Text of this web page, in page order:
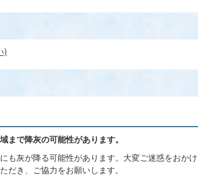
)
まで降灰の可能性があります。
も灰が降る可能性があります。大変ご迷惑をおかけ
だき、ご協力をお願いします。